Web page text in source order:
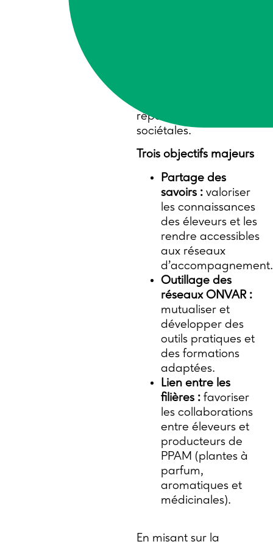
répondre aux attentes
sociétales.
Trois objectifs majeurs
Partage des
savoirs : valoriser
les connaissances
des éleveurs et les
rendre accessibles
aux réseaux
d’accompagnement.
Outillage des
réseaux ONVAR :
mutualiser et
développer des
outils pratiques et
des formations
adaptées.
Lien entre les
filières : favoriser
les collaborations
entre éleveurs et
producteurs de
PPAM (plantes à
parfum,
aromatiques et
médicinales).
En misant sur la